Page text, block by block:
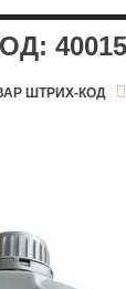
ШТРИХ-КОД